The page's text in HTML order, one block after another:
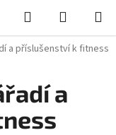
Hledat
KOŠÍK
a příslušenství k fitness
a